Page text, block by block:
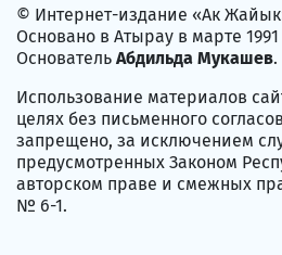
© Интернет-издание «Ак
Основано в Атырау в марте 1991
Основатель Абдильда Мукашев.
Использование материалов
целях без письменного
запрещено, за исключением
предусмотренных Законом
авторском праве и смежных
№ 6-1.